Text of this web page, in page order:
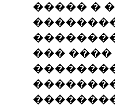
����� �
���